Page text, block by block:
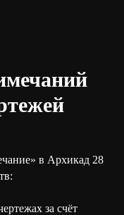
в Архикад 28
за счёт